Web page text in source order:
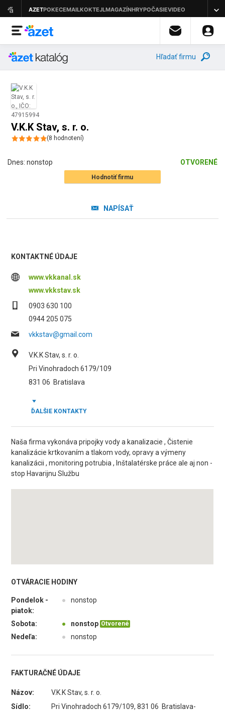
Hľadať firmu
V.K.K Stav, s. r. o.
(8 hodnotení)
Dnes: nonstop OTVORENÉ
Hodnotiť firmu
NAPÍSAŤ
KONTAKTNÉ ÚDAJE
www.vkkanal.sk
www.vkkstav.sk
0903 630 100
0944 205 075
vkkstav@gmail.com
V.K.K Stav, s. r. o.
Pri Vinohradoch 6179/109
831 06 Bratislava
ĎALŠIE KONTAKTY
Naša firma vykonáva pripojky vody a kanalizacie , Čistenie
kanalizácie krtkovaním a tlakom vody, opravy a výmeny
kanalizácii , monitoring potrubia , Inštalatérske práce ale aj non -
stop Havarijnu Službu
OTVÁRACIE HODINY
Pondelok -
piatok:
● nonstop
Sobota: ● nonstop Otvorené
Nedeľa: ● nonstop
FAKTURAČNÉ ÚDAJE
Názov:
V.K.K Stav, s. r. o.
Sídlo:
Pri Vinohradoch 6179/109, 831 06 Bratislava-